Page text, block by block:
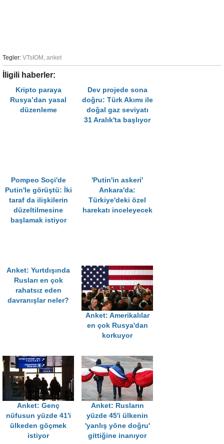
Tegler: VTsIOM , anket
İligili haberler:
Kripto paraya
Rusya’dan yasal
düzenleme
Dev projede sona
doğru: Türk Akımı ile
doğal gaz seviyatı
31 Aralık'ta başlıyor
Pompeo Soçi'de
Putin'le görüştü: İki
taraf da ilişkilerin
düzeltilmesine
başlamak istiyor
'Putin'in askeri'
Ankara'da:
Türkiye'deki özel
harekatı inceleyecek
Anket: Yurtdışında
Rusları en çok
rahatsız eden
davranışlar neler?
Anket: Amerikalılar
en çok Rusya'dan
korkuyor
Anket: Genç
nüfusun yüzde 41'i
ülkeden göçmek
istiyor
Anket: Rusların
yüzde 45'i ülkenin
'yanlış yöne doğru'
gittiğine inanıyor